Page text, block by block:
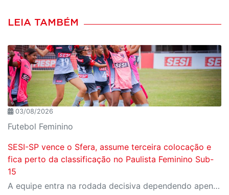
LEIA TAMBÉM
03/08/2026
Futebol Feminino
SESI-SP vence o Sfera, assume terceira colocação e
fica perto da classificação no Paulista Feminino Sub-
15
A equipe entra na rodada decisiva dependendo apenas de seus próprios resultados para avançar ao mata-mata